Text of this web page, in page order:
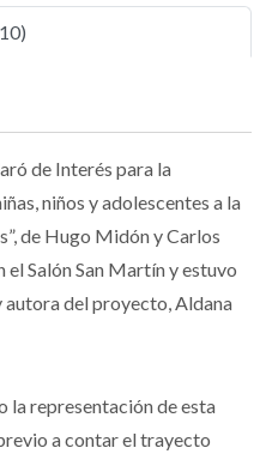
de Interés para la
niños y adolescentes a la
de Hugo Midón y Carlos
el Salón San Martín y estuvo
del proyecto, Aldana
la representación de esta
a contar el trayecto